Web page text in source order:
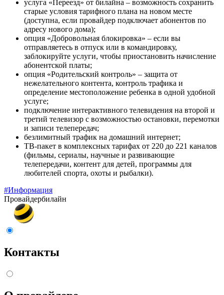
услуга «Переезд» от билайна – возможность сохранить
старые условия тарифного плана на новом месте
(доступна, если провайдер подключает абонентов по
адресу нового дома);
опция «Добровольная блокировка» – если вы
отправляетесь в отпуск или в командировку,
заблокируйте услуги, чтобы приостановить начисление
абонентской платы;
опция «Родительский контроль» – защита от
нежелательного контента, контроль трафика и
определение местоположение ребенка в одной удобной
услуге;
подключение интерактивного телевидения на второй и
третий телевизор с возможностью остановки, перемотки
и записи телепередач;
безлимитный трафик на домашний интернет;
ТВ-пакет в комплексных тарифах от 220 до 221 каналов
(фильмы, сериалы, научные и развивающие
телепередачи, контент для детей, программы для
любителей спорта, охоты и рыбалки).
#Информация
Провайдербилайн
Контакты